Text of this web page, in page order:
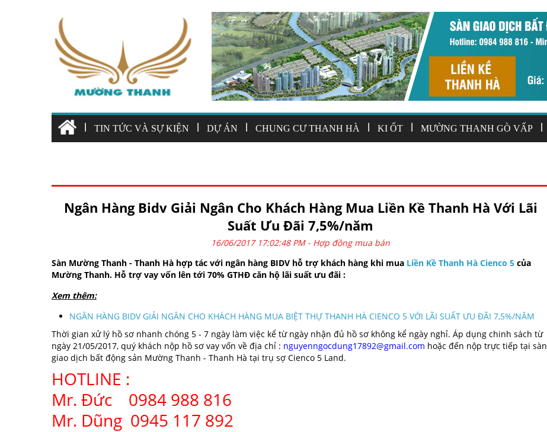
| TIN TỨC VÀ SỰ KIỆN | DỰ ÁN | CHUNG CƯ THANH HÀ | KI ỐT | MƯỜNG THANH GÒ VẤP |
Ngân Hàng Bidv Giải Ngân Cho Khách Hàng Mua Liền Kề Thanh Hà Với Lãi
Suất Ưu Đãi 7,5%/năm
16/06/2017 17:02:48 PM - Hợp đồng mua bán
Sàn Mường Thanh - Thanh Hà hợp tác với ngân hàng BIDV hỗ trợ khách hàng khi mua Liền Kề Thanh Hà Cienco 5 của
Mường Thanh. Hỗ trợ vay vốn lên tới 70% GTHĐ căn hộ lãi suất ưu đãi :
Xem thêm:
NGÂN HÀNG BIDV GIẢI NGÂN CHO KHÁCH HÀNG MUA BIỆT THỰ THANH HÀ CIENCO 5 VỚI LÃI SUẤT ƯU ĐÃI 7,5%/NĂM
Thời gian xử lý hồ sơ nhanh chóng 5 - 7 ngày làm việc kể từ ngày nhận đủ hồ sơ không kể ngày nghỉ. Áp dụng chinh sách từ
ngày 21/05/2017, quý khách nộp hồ sơ vay vốn về địa chỉ : nguyenngocdung17892@gmail.com hoặc đến nộp trực tiếp tại sàn
giao dịch bất động sản Mường Thanh - Thanh Hà tại trụ sợ Cienco 5 Land.
HOTLINE :
Mr. Đức 0984 988 816
Mr. Dũng 0945 117 892